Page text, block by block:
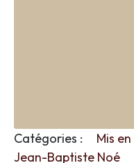
Catégories : Mis
Jean-Baptiste Noé